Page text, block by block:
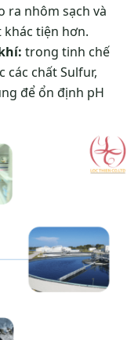
ra nhôm sạch và
khác tiện hơn.
trong tinh chế
các chất Sulfur,
để ổn định pH